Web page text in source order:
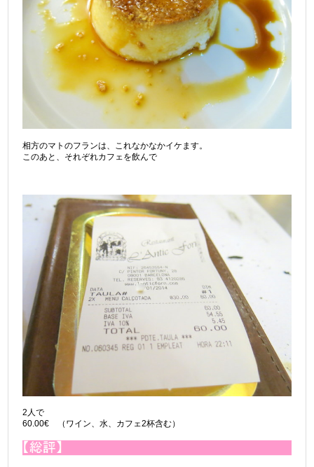
相方のマトのフランは、これなかなかイケます。
このあと、それぞれカフェを飲んで
2人で
60.00€ （ワイン、水、カフェ2杯含む）